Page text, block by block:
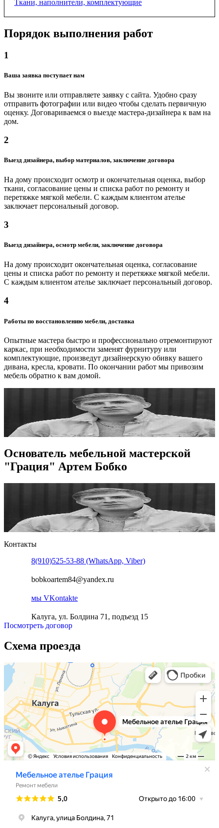
Ткани, наполнители, комплектующие
Мебельные ткани
от 400 ₽
Ватин, 2 м
от 500 ₽
Синтепон, 1.4 м
от 400 ₽
Поролон, 2х1 м
от 1000 ₽
Диванный механизм "книжка-кровать"
от 900 ₽
от 1000 ₽
Порядок выполнения работ
1
Ваша заявка поступает нам
Вы звоните или отправляете заявку с сайта. Удобно сразу
отправить фотографии или видео чтобы сделать первичную
оценку. Договариваемся о выезде мастера-дизайнера к вам на
дом.
2
Выезд дизайнера, выбор материалов, заключение договора
На дому происходит осмотр и окончательная оценка, выбор
ткани, согласование цены и списка работ по ремонту и
перетяжке мягкой мебели. С каждым клиентом ателье
заключает персональный договор.
3
Выезд дизайнера, осмотр мебели, заключение договора
На дому происходит окончательная оценка, согласование
цены и списка работ по ремонту и перетяжке мягкой мебели.
С каждым клиентом ателье заключает персональный договор.
4
Работы по восстановлению мебели, доставка
Опытные мастера быстро и профессионально отремонтируют
каркас, при необходимости заменят фурнитуру или
комплектующие, произведут дизайнерскую обивку вашего
дивана, кресла, кровати. По окончании работ мы привозим
мебель обратно к вам домой.
Основатель мебельной мастерской
"Грация" Артем Бобко
Контакты
8(910)525-53-88 (WhatsApp, Viber)
bobkoartem84@yandex.ru
мы VKontakte
Калуга, ул. Болдина 71, подъезд 15
Посмотреть договор
Схема проезда